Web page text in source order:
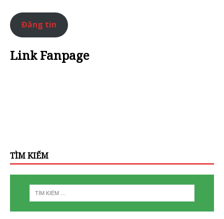
Đăng tin
Link Fanpage
TÌM KIẾM